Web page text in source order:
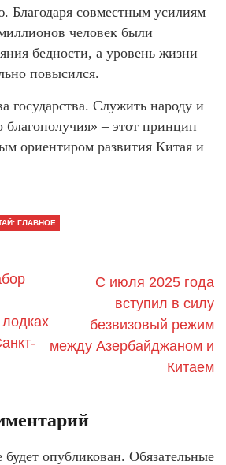
Благодаря совместным усилиям
человек были
бедности, а уровень жизни
повысился.
государства. Служить народу и
благополучия» – этот принцип
ориентиром развития Китая и
ГЛАВНОЕ
С июля 2025 года
вступил в силу
безвизовый режим
между Азербайджаном и
Китаем
опубликован. Обязательные